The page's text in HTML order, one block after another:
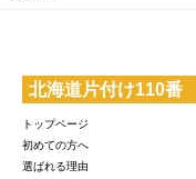
北海道片付け110番
トップページ
初めての方へ
選ばれる理由